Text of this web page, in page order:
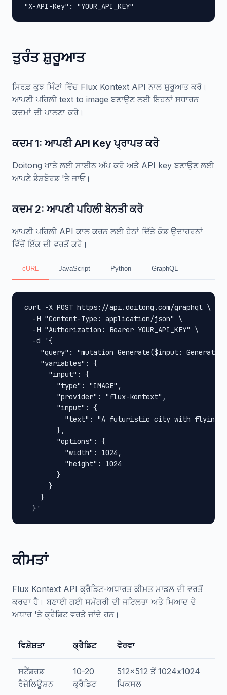
"X-API-Key": "YOUR_API_KEY"
ਤੁਰੰਤ ਸ਼ੁਰੂਆਤ
ਸਿਰਫ਼ ਕੁਝ ਮਿੰਟਾਂ ਵਿੱਚ Flux Kontext API ਨਾਲ ਸ਼ੁਰੂਆਤ ਕਰੋ।
ਆਪਣੀ ਪਹਿਲੀ text to image ਬਣਾਉਣ ਲਈ ਇਹਨਾਂ ਸਧਾਰਨ
ਕਦਮਾਂ ਦੀ ਪਾਲਣਾ ਕਰੋ।
ਕਦਮ 1: ਆਪਣੀ API Key ਪ੍ਰਾਪਤ ਕਰੋ
Doitong ਖਾਤੇ ਲਈ ਸਾਈਨ ਅੱਪ ਕਰੋ ਅਤੇ API key ਬਣਾਉਣ ਲਈ
ਆਪਣੇ ਡੈਸ਼ਬੋਰਡ 'ਤੇ ਜਾਓ।
ਕਦਮ 2: ਆਪਣੀ ਪਹਿਲੀ ਬੇਨਤੀ ਕਰੋ
ਆਪਣੀ ਪਹਿਲੀ API ਕਾਲ ਕਰਨ ਲਈ ਹੇਠਾਂ ਦਿੱਤੇ ਕੋਡ ਉਦਾਹਰਨਾਂ
ਵਿੱਚੋਂ ਇੱਕ ਦੀ ਵਰਤੋਂ ਕਰੋ।
cURL JavaScript Python GraphQL
curl -X POST https://api.doitong.com/graphql \
  -H "Content-Type: application/json" \
  -H "Authorization: Bearer YOUR_API_KEY" \
  -d '{
"query": "mutation Generate($input:
    "variables": {
      "input": {
        "type": "IMAGE",
        "provider": "flux-kontext",
        "input": {
"text": "A futuristic city with flying
        },
        "options": {
          "width": 1024,
          "height": 1024
        }
      }
    }
  }'
ਕੀਮਤਾਂ
Flux Kontext API ਕ੍ਰੈਡਿਟ-ਅਧਾਰਤ ਕੀਮਤ ਮਾਡਲ ਦੀ ਵਰਤੋਂ
ਕਰਦਾ ਹੈ। ਬਣਾਈ ਗਈ ਸਮੱਗਰੀ ਦੀ ਜਟਿਲਤਾ ਅਤੇ ਮਿਆਦ ਦੇ
ਅਧਾਰ 'ਤੇ ਕ੍ਰੈਡਿਟ ਵਰਤੇ ਜਾਂਦੇ ਹਨ।
ਵਿਸ਼ੇਸ਼ਤਾ ਕ੍ਰੈਡਿਟ ਵੇਰਵਾ
ਸਟੈਂਡਰਡ
ਰੈਜ਼ੋਲਿਊਸ਼ਨ
10-20
ਕ੍ਰੈਡਿਟ
512x512 ਤੋਂ 1024x1024
ਪਿਕਸਲ